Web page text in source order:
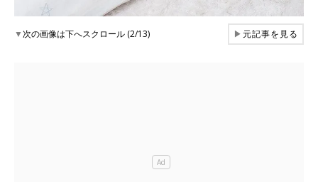
▼次の画像は下へスクロール (2/13) ▶元記事を見る